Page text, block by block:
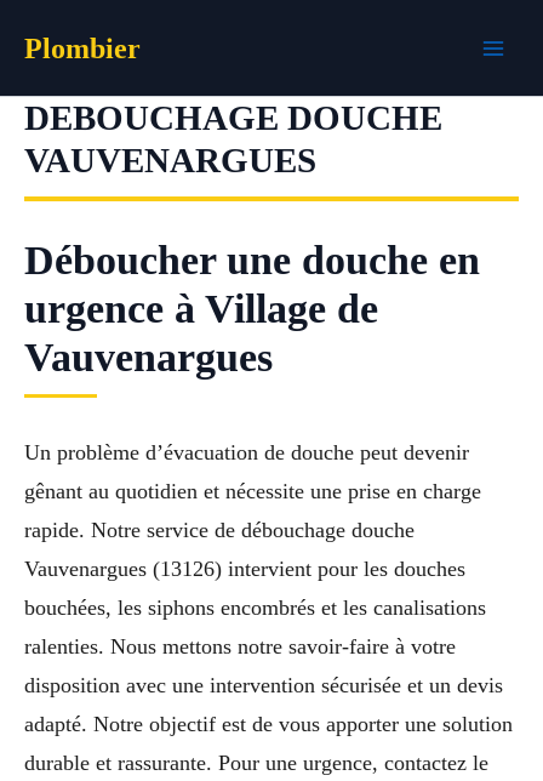
Plombier
DEBOUCHAGE DOUCHE
VAUVENARGUES
Déboucher une douche en
urgence à Village de
Vauvenargues
Un problème d’évacuation de douche peut devenir
gênant au quotidien et nécessite une prise en charge
rapide. Notre service de débouchage douche
Vauvenargues (13126) intervient pour les douches
bouchées, les siphons encombrés et les canalisations
ralenties. Nous mettons notre savoir-faire à votre
disposition avec une intervention sécurisée et un devis
adapté. Notre objectif est de vous apporter une solution
durable et rassurante. Pour une urgence, contactez le